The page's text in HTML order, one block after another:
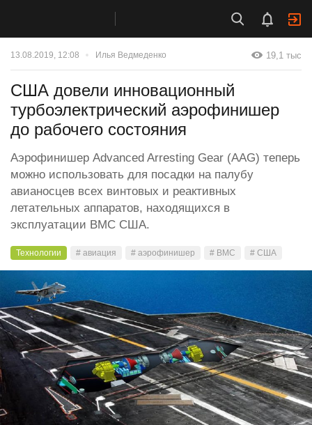
13.08.2019, 12:08 Илья Ведмеденко 19,1 тыс
США довели инновационный
турбоэлектрический аэрофинишер
до рабочего состояния
Аэрофинишер Advanced Arresting Gear (AAG) теперь
можно использовать для посадки на палубу
авианосцев всех винтовых и реактивных
летательных аппаратов, находящихся в
эксплуатации ВМС США.
Технологии # авиация # аэрофинишер # ВМС # США